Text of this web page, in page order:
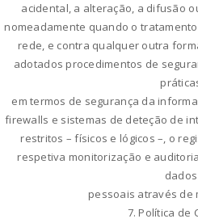
acidental, a alteração, a difusão
nomeadamente quando o
rede, e contra qualquer outra
adotados procedimentos de
em termos de segurança da
firewalls e sistemas de deteção de
restritos – físicos e lógicos –, o
respetiva monitorização e
dados
pessoais através de
7. Política de